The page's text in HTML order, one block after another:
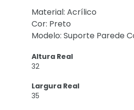
Material: Acrílico
Cor: Preto
Modelo: Suporte Parede
Altura Real
32
Largura Real
35